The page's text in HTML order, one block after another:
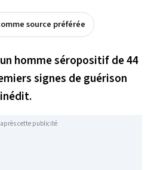
source préférée
homme séropositif de 44
signes de guérison
cette publicité